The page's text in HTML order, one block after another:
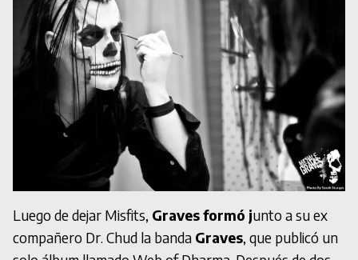
Luego de dejar Misfits, Graves formó junto a su ex
compañero Dr. Chud la banda Graves, que publicó un